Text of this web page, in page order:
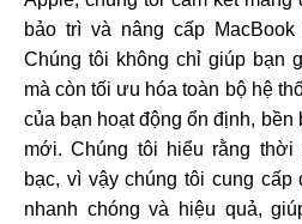
bảo trì và nâng cấp
Chúng tôi không chỉ giúp bạn
mà còn tối ưu hóa toàn bộ hệ
của bạn hoạt động ổn định,
mới. Chúng tôi hiểu rằng thời
bạc, vì vậy chúng tôi cung
nhanh chóng và hiệu quả,